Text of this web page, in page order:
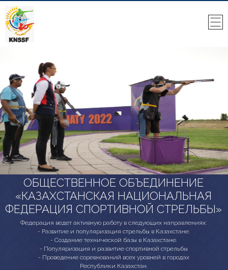
ОБЩЕСТВЕННОЕ ОБЪЕДИНЕНИЕ
«КАЗАХСТАНСКАЯ НАЦИОНАЛЬНАЯ
ФЕДЕРАЦИЯ СПОРТИВНОЙ СТРЕЛЬБЫ»
Федерация ведет активную работу в следующих направлениях:
- Развитие и популяризация стрельбы в Казахстане.
- Создание технической базы в Казахстане.
- Популяризация и развитие спортивной стрельбы
- Проведение соревнований всех уровней в городах
Республики Казахстан.